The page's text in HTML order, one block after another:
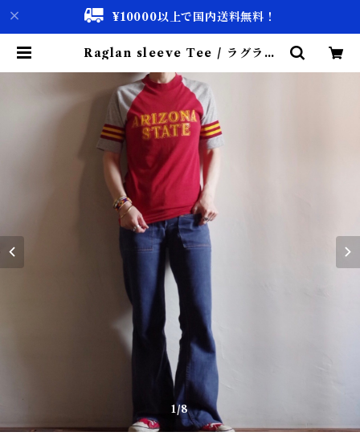
¥10000以上で国内送料無料！
Raglan sleeve Tee / ラグラン
& Vintage 通販】
1/8